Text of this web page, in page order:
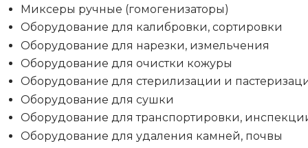
Миксеры ручные (гомогенизаторы)
Оборудование для калибровки, сортировки
Оборудование для нарезки, измельчения
Оборудование для очистки кожуры
Оборудование для стерилизации и
Оборудование для сушки
Оборудование для транспортировки,
Оборудование для удаления камней, почвы